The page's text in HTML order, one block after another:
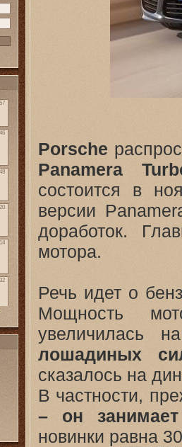
Porsche
Panamera
состоится в
версии
доработок.
мотора.
Речь идет о
Мощность
увеличилась
лошадиных
сказалось на
В частности,
– он
новинки равна